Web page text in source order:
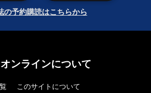
の予約購読はこちらから
ンラインについて
このサイトについて